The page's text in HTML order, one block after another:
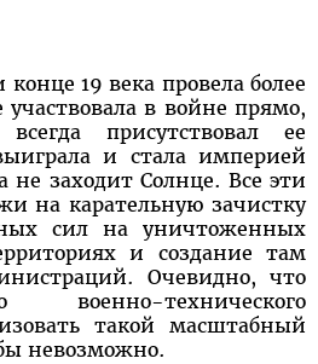
19 века провела более
в войне прямо,
присутствовал ее
и стала империей
не заходит Солнце. Все эти
на карательную зачистку
сил на уничтоженных
и создание там
Очевидно, что
военно-технического
такой масштабный
невозможно.